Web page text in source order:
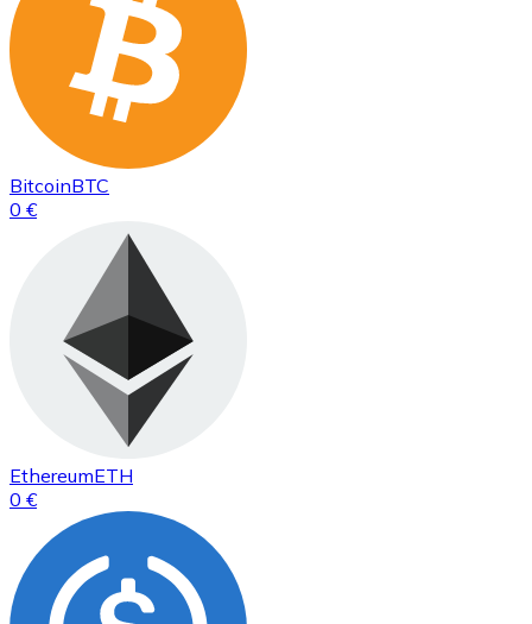
BitcoinBTC
0 €
EthereumETH
0 €